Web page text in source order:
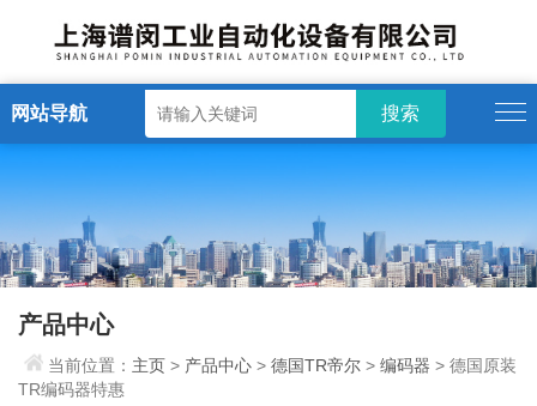
网站导航
产品中心
当前位置： 主页> 产品中心 >德国TR帝尔 >编码器 > 德国原装
TR编码器特惠